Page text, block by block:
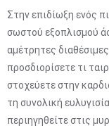
Στην επιδίωξη ενός
σωστού εξοπλισμού
αμέτρητες
προσδιορίσετε τι
στοχεύετε στην
τη συνολική
περιηγηθείτε στις